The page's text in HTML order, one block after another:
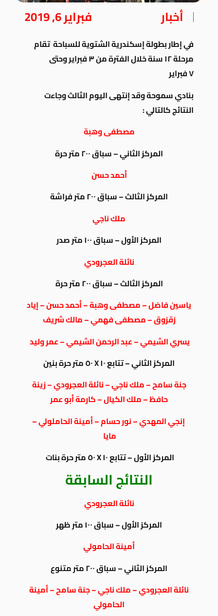
أخبار فبراير 6, 2019
في إطار بطولة إسكندرية الشتوية للسباحة تقام
مرحلة ١٢ سنة خلال الفترة من ٣ فبراير وحتى
٧ فبراير
بنادي سموحة وقد إنتهى اليوم الثالث وجاءت
النتائج كالتالي :
مصطفى وهبة
المركز الثاني – سباق ٢٠٠ متر حرة
أحمد حسن
المركز الثالث – سباق ٢٠٠ متر فراشة
ملك ناجي
المركز الأول – سباق ١٠٠ متر صدر
نائلة العجرودي
المركز الثالث – سباق ٢٠٠ متر حرة
ياسين فاضل – مصطفى وهبة – أحمد حسن – إياد
زقزوق – مصطفى فهمي – مالك شريف
يسري الشيمي – عبد الرحمن الشيمي – عمر وليد
المركز الثاني – تتابع ١٠ X ٥٠ متر حرة بنين
جنة سامح – ملك ناجي – نائلة العجرودي – زينة
حافظ – ملك الكيال – كارمة أبو عمر
إنجي المهدي – نور حسام – أمينة الحاملولي –
مايا
المركز الأول – تتابع ١٠ X ٥٠ متر حرة بنات
النتائج السابقة
نائلة العجرودي
المركز الأول – سباق ١٠٠ متر ظهر
أمينة الحامولي
المركز الثاني – سباق ٢٠٠ متر متنوع
نائلة العجرودي – ملك ناجي – جنة سامح – أمينة
الحامولي